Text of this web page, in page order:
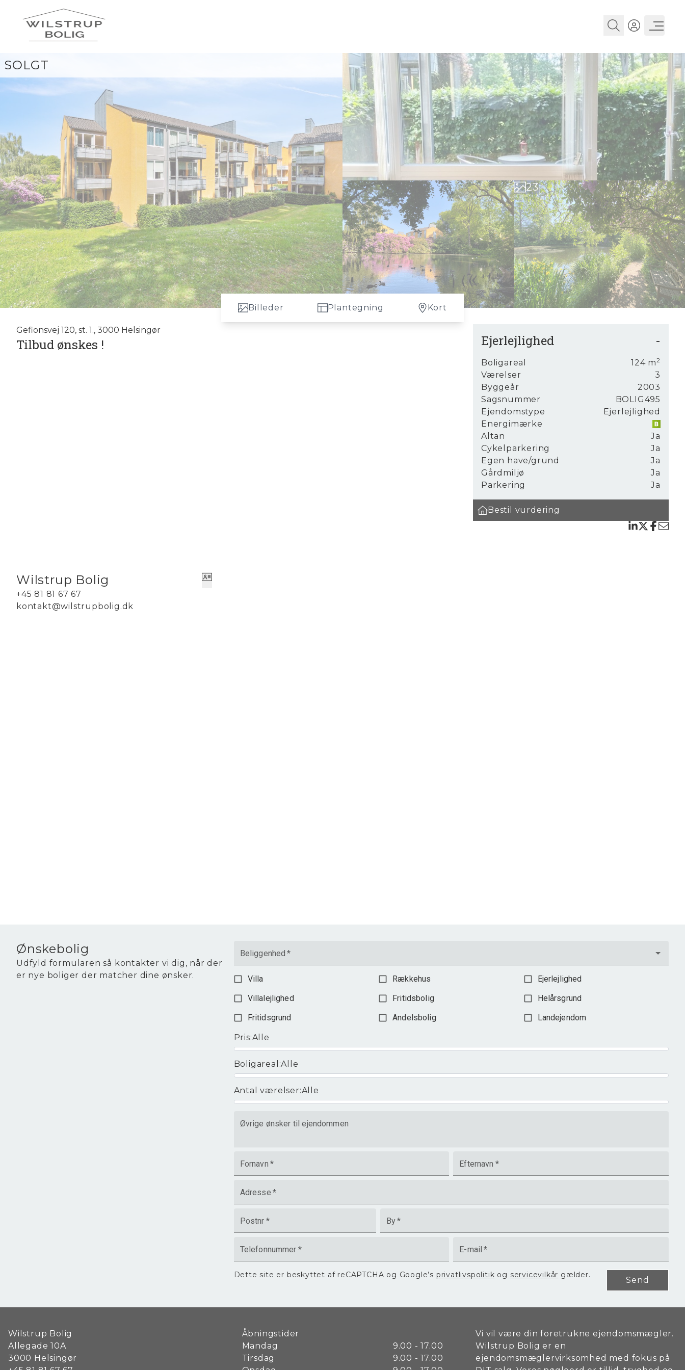
SOLGT
0
1
2
3
4
5
6
7
8
9
0
1
2
3
4
5
6
7
8
9
Billeder Plantegning Kort
Gefionsvej 120, st. 1., 3000 Helsingør
Tilbud ønskes !
Få en personlig fremvisning, ring til ejendomsmægler Agnieszka Wilstrup på tlf. 2843 2980.
Ejerlejlighed -
Boligareal 124 m2
Værelser
3
Byggeår
2003
Sagsnummer
BOLIG495
Ejendomstype
Ejerlejlighed
Energimærke
Altan
Ja
Cykelparkering
Ja
Egen have/grund
Ja
Gårdmiljø
Ja
Parkering
Ja
Bestil vurdering
Wilstrup Bolig
+45 81 81 67 67
kontakt@wilstrupbolig.dk
Ønskebolig
Udfyld formularen så kontakter vi dig, når der
er nye boliger der matcher dine ønsker.
Beliggenhed *
Villa Rækkehus
Ejerlejlighed
Villalejlighed
Fritidsbolig
Helårsgrund
Fritidsgrund
Andelsbolig Landejendom
Pris:Alle
Boligareal :Alle
Antal værelser:Alle
Øvrige ønsker til ejendommen
Fornavn * Efternavn *
Adresse *
Postnr * By*
Telefonnummer * E-mail *
Dette site er beskyttet af reCAPTCHA og Google’s privatlivspolitik og servicevilkår gælder.
Send
Wilstrup Bolig
Allegade 10A
3000 Helsingør
Åbningstider
Mandag
9.00 - 17.00
Tirsdag
9.00 - 17.00
Vi vil være din foretrukne ejendomsmægler.
Wilstrup Bolig er en
ejendomsmæglervirksomhed med fokus på